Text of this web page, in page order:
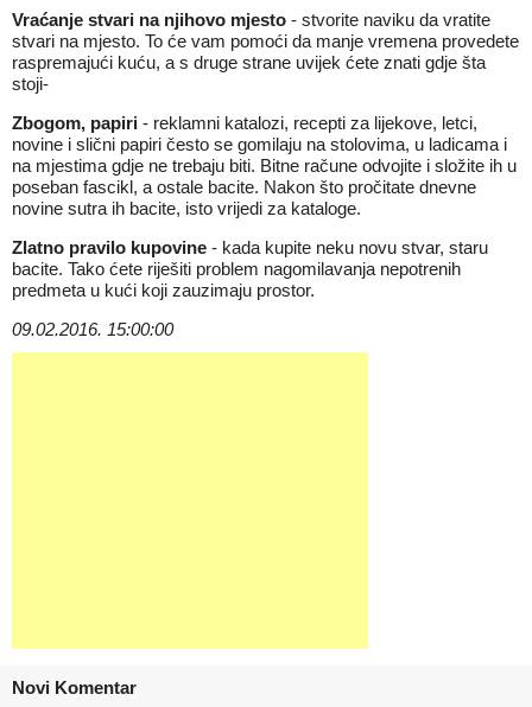
Vraćanje stvari na njihovo mjesto - stvorite naviku da vratite
stvari na mjesto. To će vam pomoći da manje vremena provedete
raspremajući kuću, a s druge strane uvijek ćete znati gdje šta
stoji-
Zbogom, papiri - reklamni katalozi, recepti za lijekove, letci,
novine i slični papiri često se gomilaju na stolovima, u ladicama i
na mjestima gdje ne trebaju biti. Bitne račune odvojite i složite ih u
poseban fascikl, a ostale bacite. Nakon što pročitate dnevne
novine sutra ih bacite, isto vrijedi za kataloge.
Zlatno pravilo kupovine - kada kupite neku novu stvar, staru
bacite. Tako ćete riješiti problem nagomilavanja nepotrenih
predmeta u kući koji zauzimaju prostor.
09.02.2016. 15:00:00
Novi Komentar